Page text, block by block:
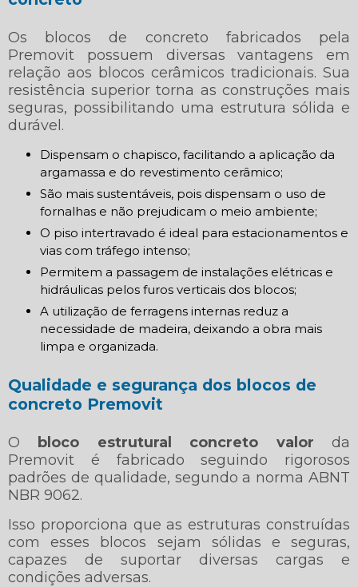
Os blocos de concreto fabricados pela
Premovit possuem diversas vantagens em
relação aos blocos cerâmicos tradicionais. Sua
resistência superior torna as construções mais
seguras, possibilitando uma estrutura sólida e
durável.
Dispensam o chapisco, facilitando a aplicação da
argamassa e do revestimento cerâmico;
São mais sustentáveis, pois dispensam o uso de
fornalhas e não prejudicam o meio ambiente;
O piso intertravado é ideal para estacionamentos e
vias com tráfego intenso;
Permitem a passagem de instalações elétricas e
hidráulicas pelos furos verticais dos blocos;
A utilização de ferragens internas reduz a
necessidade de madeira, deixando a obra mais
limpa e organizada.
Qualidade e segurança dos blocos de
concreto Premovit
O bloco estrutural concreto valor da
Premovit é fabricado seguindo rigorosos
padrões de qualidade, segundo a norma ABNT
NBR 9062.
Isso proporciona que as estruturas construídas
com esses blocos sejam sólidas e seguras,
capazes de suportar diversas cargas e
condições adversas.